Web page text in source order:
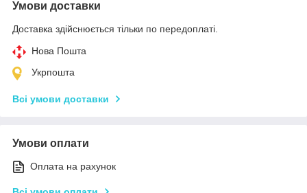
Умови доставки
Доставка здійснюється тільки по передоплаті.
Нова Пошта
Укрпошта
Всі умови доставки
Умови оплати
Оплата на рахунок